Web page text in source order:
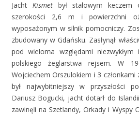
Jacht Kismetbył stalowym keczem
szerokości 2,6 m i powierzchni
wyposażonym w silnik pomocniczy.
zbudowany w Gdańsku. Zasłynął
pod wieloma względami
polskiego żeglarstwa rejsem. W
Wojciechem Orszulokiem i 3 członkami
był najwybitniejszy w przyszłości
Dariusz Bogucki, jacht dotarł do
zawinęli na Szetlandy, Orkady i Wyspy